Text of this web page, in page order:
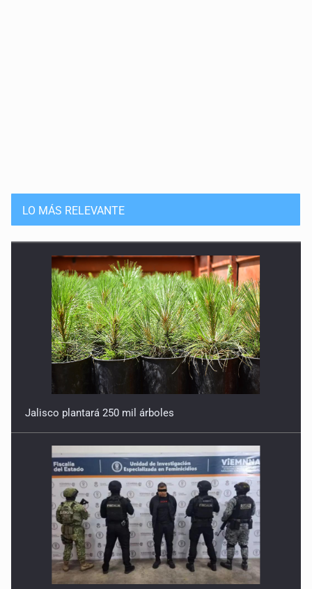
LO MÁS RELEVANTE
Jalisco plantará 250 mil árboles